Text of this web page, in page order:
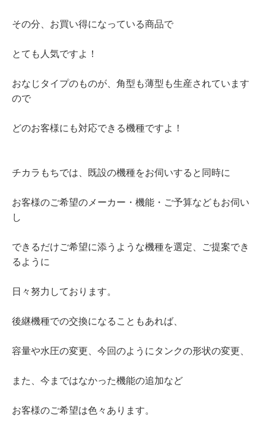
その分、お買い得になっている商品で
とても人気ですよ！
おなじタイプのものが、角型も薄型も生産されています
ので
どのお客様にも対応できる機種ですよ！
チカラもちでは、既設の機種をお伺いすると同時に
お客様のご希望のメーカー・機能・ご予算などもお伺い
し
できるだけご希望に添うような機種を選定、ご提案でき
るように
日々努力しております。
後継機種での交換になることもあれば、
容量や水圧の変更、今回のようにタンクの形状の変更、
また、今まではなかった機能の追加など
お客様のご希望は色々あります。